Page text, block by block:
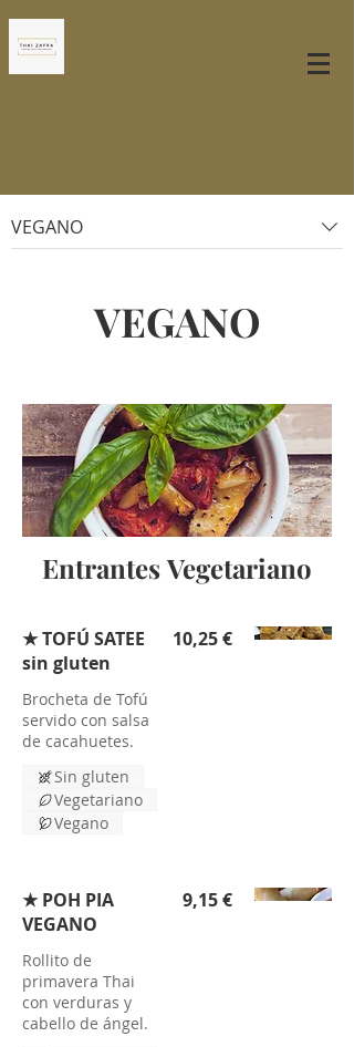
VEGANO
VEGANO
Entrantes Vegetariano
★ TOFÚ SATEE
sin gluten
Brocheta de Tofú
servido con salsa
de cacahuetes.
10,25 €
Sin gluten
Vegetariano
Vegano
★ POH PIA
VEGANO
Rollito de
primavera Thai
con verduras y
cabello de ángel.
9,15 €